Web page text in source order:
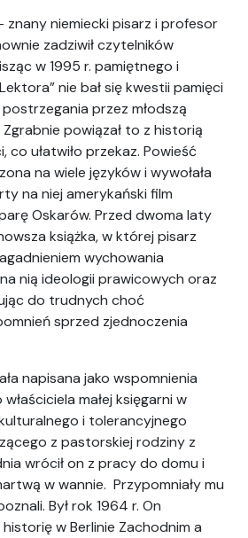
znany niemiecki pisarz i profesor
zadziwił czytelników
w 1995 r. pamiętnego i
nie bał się kwestii pamięci
przez młodszą
powiązał to z historią
co ułatwiło przekaz. Powieść
na wiele języków i wywołała
na niej amerykański film
Oskarów. Przed dwoma laty
książka, w której pisarz
wychowania
nią ideologii prawicowych oraz
do trudnych choć
sprzed zjednoczenia
napisana jako wspomnienia
małej księgarni w
i tolerancyjnego
z pastorskiej rodziny z
wrócił on z pracy do domu i
w wannie. Przypomniały mu
Był rok 1964 r. On
w Berlinie Zachodnim a